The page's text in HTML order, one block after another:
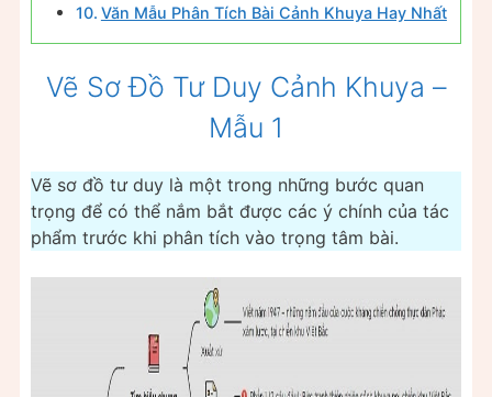
Văn Mẫu Phân Tích Bài Cảnh Khuya Hay Nhất
Vẽ Sơ Đồ Tư Duy Cảnh Khuya –
Mẫu 1
Vẽ sơ đồ tư duy là một trong những bước quan
trọng để có thể nắm bắt được các ý chính của tác
phẩm trước khi phân tích vào trọng tâm bài.